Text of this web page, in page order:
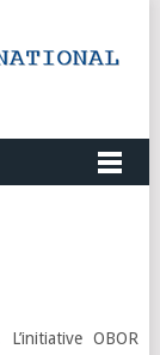
L’initiative OBOR